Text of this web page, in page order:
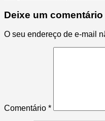
Deixe um comentário
O seu endereço de e-mail
Comentário *